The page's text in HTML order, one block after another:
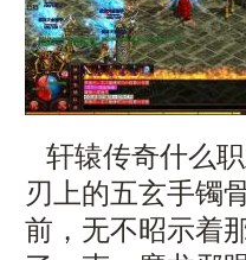
轩辕传奇什么
刃上的五玄手镯
前，无不昭示着